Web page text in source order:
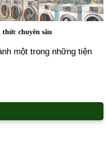
chuyên sâu
một trong những tiện